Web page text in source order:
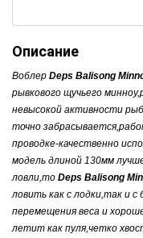
Описание
Воблер Deps Ваlisоng
рывкового щучьего
невысокой активности
точно
проводке-качественно
модель длиной 130мм
ловли,то Deps Ваlisоng
ловить как с лодки,так и с
перемещения веса и
летит как пуля,четко